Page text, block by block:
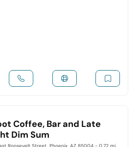
Coffee, Bar and Late
Dim Sum
Roosevelt Street, Phoenix, AZ 85004 - 0.72 mi.